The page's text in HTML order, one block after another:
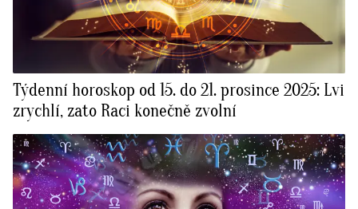
Týdenní horoskop od 15. do 21. prosince 2025: Lvi
zrychlí, zato Raci konečně zvolní